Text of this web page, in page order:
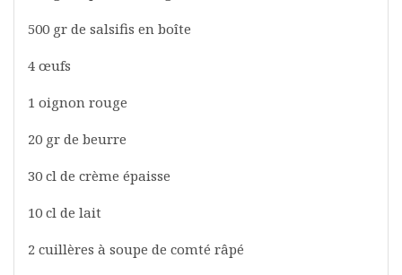
500 gr de salsifis en boîte
4 œufs
1 oignon rouge
20 gr de beurre
30 cl de crème épaisse
10 cl de lait
2 cuillères à soupe de comté râpé